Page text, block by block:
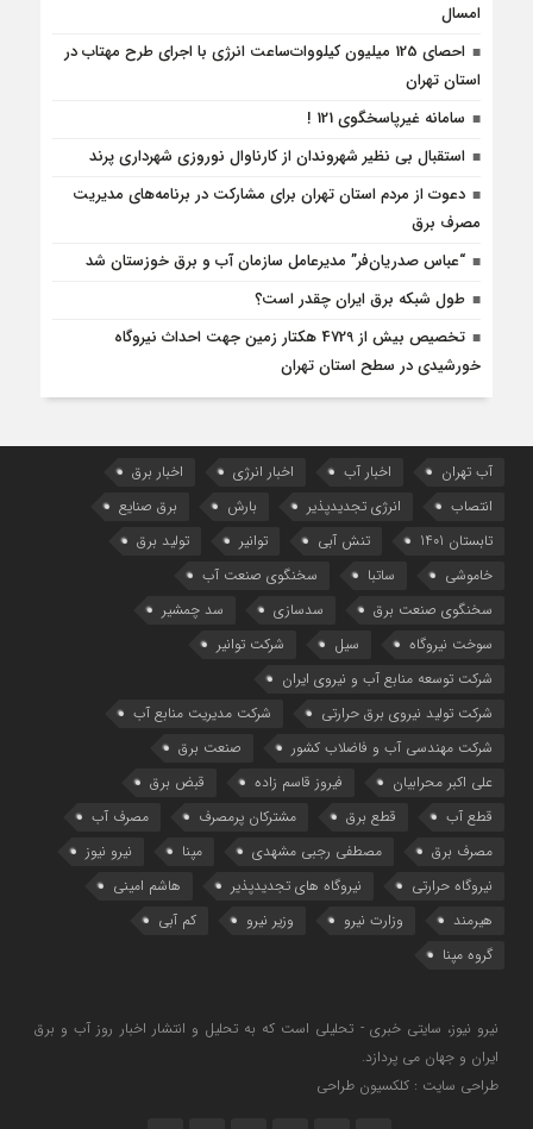
امسال
احصای 125 میلیون کیلووات‌ساعت انرژی با اجرای طرح مهتاب در
استان تهران
سامانه غیرپاسخگوی 121 !
استقبال بی نظیر شهروندان از کارناوال نوروزی شهرداری پرند
دعوت از مردم استان تهران برای مشارکت در برنامه‌های مدیریت
مصرف برق
“عباس صدریان‌فر” مدیرعامل سازمان آب و برق خوزستان شد
طول شبکه برق ایران چقدر است؟
تخصیص بیش از 4729 هکتار زمین جهت احداث نیروگاه‌
خورشیدی در سطح استان تهران
آب تهران اخبار آب اخبار انرژی
اخبار برق
انتصاب
انرژی تجدیدپذیر بارش
برق صنایع
تابستان 1401
تنش آبی توانیر
تولید برق
خاموشی
ساتبا
سخنگوی صنعت آب
سخنگوی صنعت برق
سدسازی
سد چمشیر
سوخت نیروگاه
سیل
شرکت توانیر
شرکت توسعه منابع آب و نیروی ایران
شرکت تولید نیروی برق حرارتی
شرکت مدیریت منابع آب
شرکت مهندسی آب و فاضلاب کشور
صنعت برق
علی اکبر محرابیان
فیروز قاسم زاده
قبض برق
قطع آب
قطع برق مشترکان پرمصرف
مصرف آب
مصرف برق
مصطفی رجبی مشهدی مپنا
نیرو نیوز
نیروگاه حرارتی
نیروگاه‌ های تجدیدپذیر
هاشم امینی
هیرمند
وزارت نیرو وزیر نیرو
کم آبی
گروه مپنا
نیرو نیوز، سایتی خبری - تحلیلی است که به تحلیل و انتشار اخبار روز آب و برق
ایران و جهان می پردازد.
طراحی سایت : کلکسیون طراحی